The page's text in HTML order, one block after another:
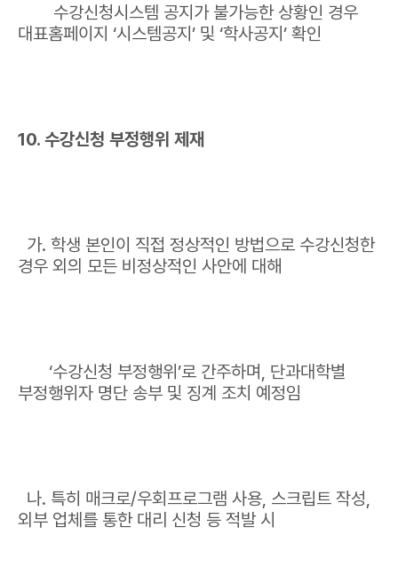
수강신청시스템 공지가 불가능한 상황인 경우
대표홈페이지 ‘시스템공지’ 및 ‘학사공지’ 확인
10. 수강신청 부정행위 제재
가. 학생 본인이 직접 정상적인 방법으로 수강신청한
경우 외의 모든 비정상적인 사안에 대해
‘수강신청 부정행위’로 간주하며, 단과대학별
부정행위자 명단 송부 및 징계 조치 예정임
나. 특히 매크로/우회프로그램 사용, 스크립트 작성,
외부 업체를 통한 대리 신청 등 적발 시